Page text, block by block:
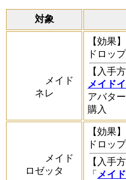
対象
メイド
ネレ
【効果】
ドロッ
【入手
メイド
アバタ
購入
メイド
ロゼッタ
【効果】
ドロッ
【入手
「 メイ